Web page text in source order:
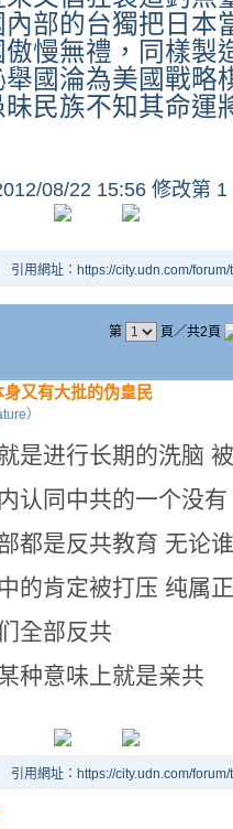
內部的台獨把日本
傲慢無禮，同樣製
舉國淪為美國戰略
昧民族不知其命運
08/22 15:56 修改第 1
引用網址：https://city.udn.com/
第 頁／共2頁
又有大批的伪皇民
）
是进行长期的洗脑
认同中共的一个没有
都是反共教育 无论
的肯定被打压 纯属
全部反共
种意味上就是亲共
引用網址：https://city.udn.com/